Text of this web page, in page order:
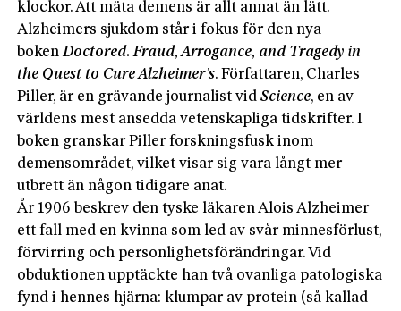
klockor. Att mäta demens är allt annat än lätt.
Alzheimers sjukdom står i fokus för den nya
bokenDoctored. Fraud, Arrogance, and Tragedy in
the Quest to Cure Alzheimer’s. Författaren, Charles
Piller, är en grävande journalist vidScience, en av
världens mest ansedda vetenskapliga tidskrifter. I
boken granskar Piller forskningsfusk inom
demensområdet, vilket visar sig vara långt mer
utbrett än någon tidigare anat.
År 1906 beskrev den tyske läkaren Alois Alzheimer
ett fall med en kvinna som led av svår minnesförlust,
förvirring och personlighetsförändringar. Vid
obduktionen upptäckte han två ovanliga patologiska
fynd i hennes hjärna: klumpar av protein (så kallad